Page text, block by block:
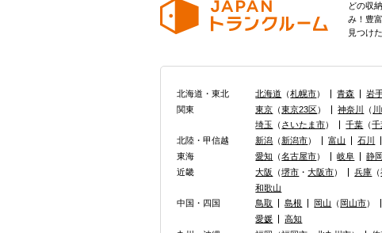
どの収
み！豊
見つけ
北海道・東北 北海道 （札幌市） 青森 岩
関東
東京 （東京23区） 神奈川 （
埼玉
（さいたま市） 千葉 （千
北陸・甲信越
新潟 （新潟市） 富山 石川
東海
愛知 （名古屋市） 岐阜 静岡
近畿
大阪 （堺市 ・大阪市） 兵庫 （
和歌山
中国・四国
鳥取 島根 岡山 （ 岡山市）
愛媛
高知